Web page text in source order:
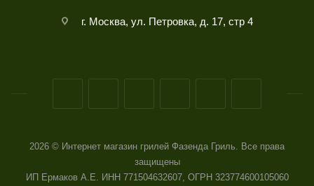
г. Москва, ул. Петровка, д. 17, стр 4
2026 © Интернет магазин грилей Фазенда Гриль. Все права
защищены
ИП Ермаков А.Е. ИНН 771504632607, ОГРН 323774600105060